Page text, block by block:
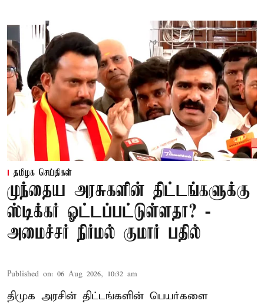
தமிழக செய்திகள்
முந்தைய அரசுகளின் திட்டங்களுக்கு
ஸ்டிக்கர் ஓட்டப்பட்டுள்ளதா? -
அமைச்சர் நிர்மல் குமார் பதில்
Published on: 06 Aug 2026, 10:32 am
திமுக அரசின் திட்டங்களின் பெயர்களை